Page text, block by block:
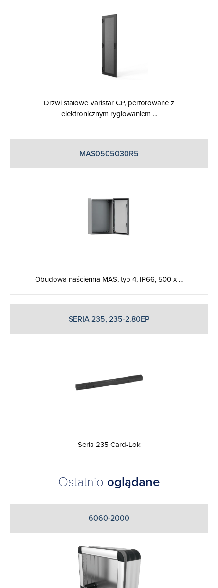
Drzwi stalowe Varistar CP, perforowane z
elektronicznym ryglowaniem ...
MAS0505030R5
Obudowa naścienna MAS, typ 4, IP66, 500 x ...
SERIA 235, 235-2.80EP
Seria 235 Card-Lok
Ostatnio oglądane
6060-2000